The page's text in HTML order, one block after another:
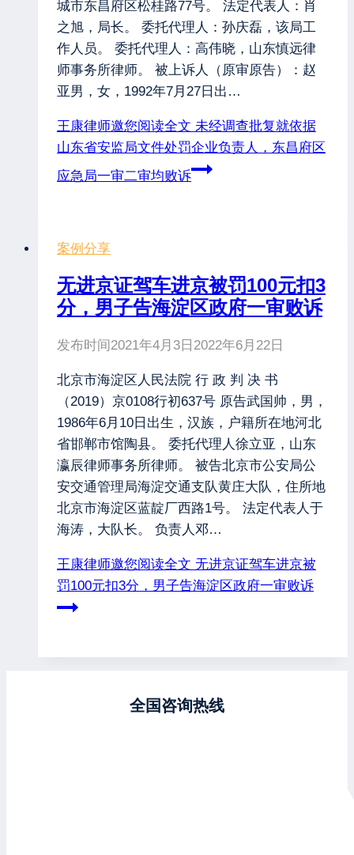
城市东昌府区松桂路77号。 法定代表人：肖
之旭，局长。 委托代理人：孙庆磊，该局工
作人员。 委托代理人：高伟晓，山东慎远律
师事务所律师。 被上诉人（原审原告）：赵
亚男，女，1992年7月27日出…
王康律师邀您阅读全文 未经调查批复就依据
山东省安监局文件处罚企业负责人，东昌府区
应急局一审二审均败诉
案例分享
无进京证驾车进京被罚100元扣3
分，男子告海淀区政府一审败诉
发布时间 2021年4月3日 2022年6月22日
北京市海淀区人民法院 行 政 判 决 书
（2019）京0108行初637号 原告武国帅，男，
1986年6月10日出生，汉族，户籍所在地河北
省邯郸市馆陶县。 委托代理人徐立亚，山东
瀛辰律师事务所律师。 被告北京市公安局公
安交通管理局海淀交通支队黄庄大队，住所地
北京市海淀区蓝靛厂西路1号。 法定代表人于
海涛，大队长。 负责人邓…
王康律师邀您阅读全文 无进京证驾车进京被
罚100元扣3分，男子告海淀区政府一审败诉
全国咨询热线